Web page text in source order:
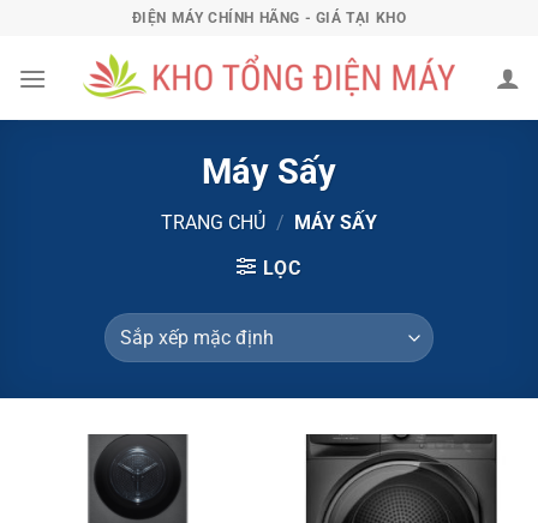
nội
ĐIỆN MÁY CHÍNH HÃNG - GIÁ TẠI KHO
Máy Sấy
TRANG CHỦ /
MÁY SẤY
LỌC